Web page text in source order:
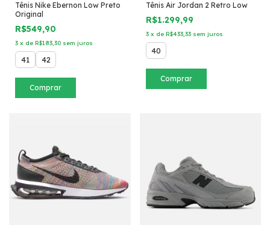
Tênis Nike Ebernon Low Preto
Original
R$549,90
3 x de R$183,30 sem juros
41 42
Comprar
Tênis Air Jordan 2 Retro Low
R$1.299,99
3 x de R$433,33 sem juros
40
Comprar